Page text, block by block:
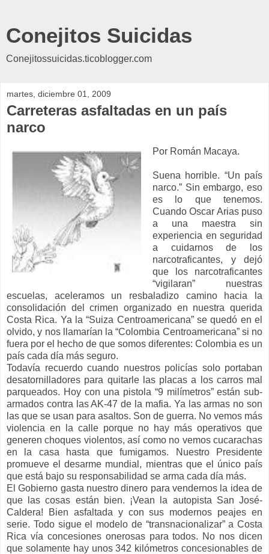
Conejitos Suicidas
Conejitossuicidas.ticoblogger.com
martes, diciembre 01, 2009
Carreteras asfaltadas en un país
narco
Por Román Macaya.
Suena horrible. “Un país
narco.” Sin embargo, eso
es lo que tenemos.
Cuando Oscar Arias puso
a una maestra sin
experiencia en seguridad
a cuidarnos de los
narcotraficantes, y dejó
que los narcotraficantes
“vigilaran” nuestras
escuelas, aceleramos un resbaladizo camino hacia la
consolidación del crimen organizado en nuestra querida
Costa Rica. Ya la “Suiza Centroamericana” se quedó en el
olvido, y nos llamarían la “Colombia Centroamericana” si no
fuera por el hecho de que somos diferentes: Colombia es un
país cada día más seguro.
Todavía recuerdo cuando nuestros policías solo portaban
desatornilladores para quitarle las placas a los carros mal
parqueados. Hoy con una pistola “9 milímetros” están sub-
armados contra las AK-47 de la mafia. Ya las armas no son
las que se usan para asaltos. Son de guerra. No vemos más
violencia en la calle porque no hay más operativos que
generen choques violentos, así como no vemos cucarachas
en la casa hasta que fumigamos. Nuestro Presidente
promueve el desarme mundial, mientras que el único país
que está bajo su responsabilidad se arma cada día más.
El Gobierno gasta nuestro dinero para vendernos la idea de
que las cosas están bien. ¡Vean la autopista San José-
Caldera! Bien asfaltada y con sus modernos peajes en
serie. Todo sigue el modelo de “transnacionalizar” a Costa
Rica vía concesiones onerosas para todos. No nos dicen
que solamente hay unos 342 kilómetros concesionables de